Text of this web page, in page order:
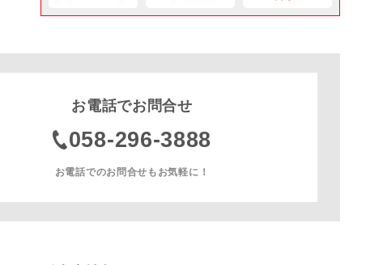
お電話でお問合せ
058-296-3888
お電話でのお問合せもお気軽に！